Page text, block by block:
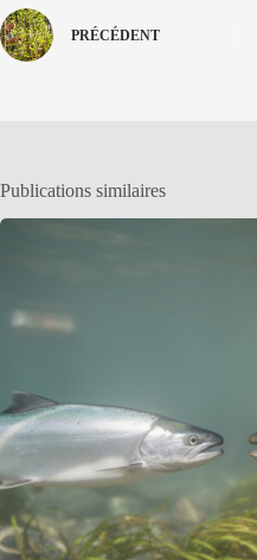
PRÉCÉDENT
Publications similaires